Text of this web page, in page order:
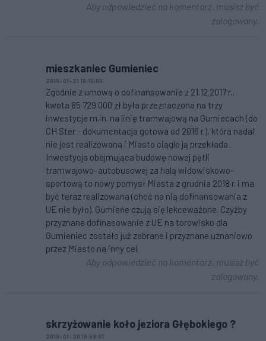
Aby odpowiedzieć na komentarz, musisz być
zalogowany.
mieszkaniec Gumieniec
2019-01-21 10:15:06
Zgodnie z umową o dofinansowanie z 21.12.2017 r.,
kwota 85 729 000 zł była przeznaczona na trzy
inwestycje m.in. na linię tramwajową na Gumiecach (do
CH Ster - dokumentacja gotowa od 2016 r.), która nadal
nie jest realizowana i Miasto ciągle ją przekłada .
Inwestycja obejmująca budowę nowej pętli
tramwajowo–autobusowej za halą widowiskowo-
sportową to nowy pomysł Miasta z grudnia 2018 r. i ma
być teraz realizowana (choć na nią dofinansowania z
UE nie było). Gumieńe czują się lekceważone. Czyżby
przyznane dofinasowanie z UE na torowisko dla
Gumieniec zostało już zabrane i przyznane uznaniowo
przez Miasto na inny cel.
Aby odpowiedzieć na komentarz, musisz być
zalogowany.
skrzyżowanie koło jeziora Głębokiego ?
2019-01-20 19:59:07